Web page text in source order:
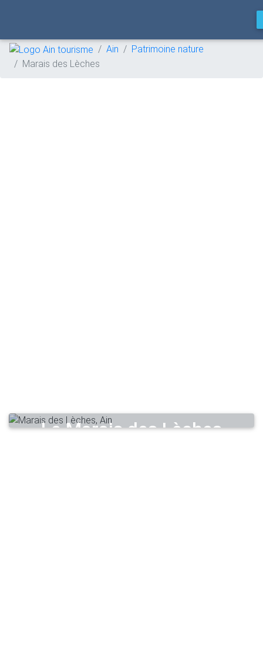
Ain
Patrimoine nature
Marais des Lèches
Le Marais des Lèches